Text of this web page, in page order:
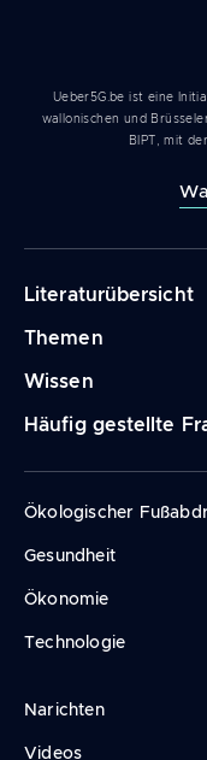
Ueber5G.be ist eine
wallonischen und
BIPT, mit
principale
Literaturübersicht
Themen
Wissen
Häufig gestellte
Ökologischer
Gesundheit
Ökonomie
Technologie
Narichten
Videos